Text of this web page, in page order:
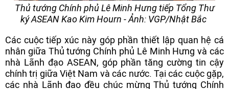
Thủ tướng Chính phủ Lê Minh Hưng tiếp Tổng Thư
ký ASEAN Kao Kim Hourn - Ảnh: VGP/Nhật Bắc
Các cuộc tiếp xúc này góp phần thiết lập quan hệ cá
nhân giữa Thủ tướng Chính phủ Lê Minh Hưng và các
nhà Lãnh đạo ASEAN, góp phần tăng cường tin cậy
chính trị giữa Việt Nam và các nước. Tại các cuộc gặp,
các nhà Lãnh đạo đều chúc mừng Thủ tướng Chính